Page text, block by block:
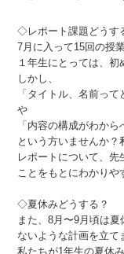
◇レポート課題どうす
7月に入って15回の授
１年生にとっては、初
しかし、
「タイトル、名前って
や
「内容の構成がわから
という方いませんか？
レポートについて、
ことをもとにわかりや
◇夏休みどうする？
また、8月〜9月頃は
ないような計画を立て
私たちが1年生の夏休